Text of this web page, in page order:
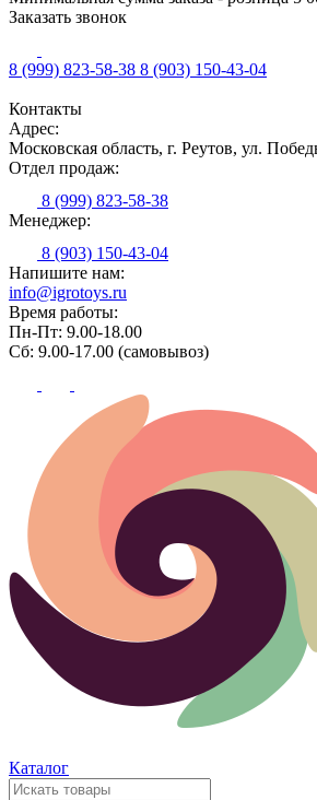
Заказать звонок
8 (999) 823-58-38 8 (903) 150-43-04
Контакты
Адрес:
Московская область, г. Реутов, ул.
Отдел продаж:
8 (999) 823-58-38
Менеджер:
8 (903) 150-43-04
Напишите нам:
info@igrotoys.ru
Время работы:
Пн-Пт: 9.00-18.00
Сб: 9.00-17.00 (самовывоз)
Каталог